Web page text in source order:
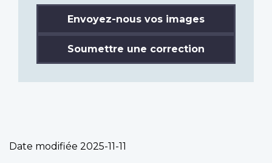
Envoyez-nous vos images
Soumettre une correction
Date modifiée 2025-11-11